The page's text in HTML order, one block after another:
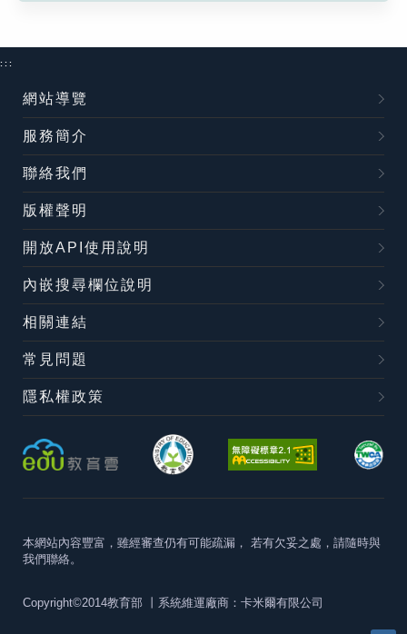
:::
網站導覽
服務簡介
聯絡我們
版權聲明
開放API使用說明
內嵌搜尋欄位說明
相關連結
常見問題
隱私權政策
本網站內容豐富，雖經審查仍有可能疏漏， 若有欠妥之處，請隨時與
我們聯絡。
Copyright©2014教育部 丨系統維運廠商：卡米爾有限公司